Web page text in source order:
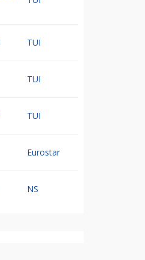
TUI
TUI
TUI
Eurostar
NS